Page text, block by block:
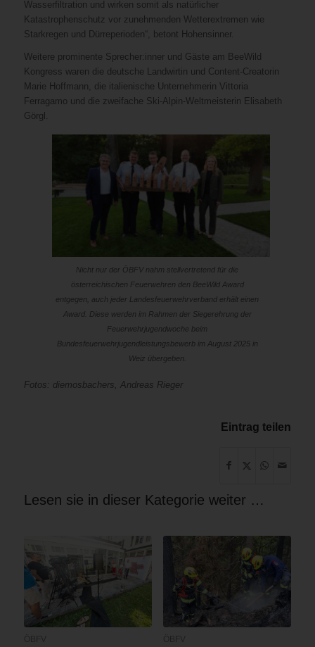
Wasserfiltration und wirken somit als natürlicher
Katastrophenschutz vor zunehmenden Wetterextremen wie
Starkregen und Dürreperioden“, betont Hohensinner.
Weitere prominente Sprecher:inner und Gäste am BeeWild
Kongress waren die deutsche Landwirtin und Content-Creatorin
Marie Hoffmann, die italienische Unternehmerin Vittoria
Ferragamo und die zweifache Ski-Alpin-Weltmeisterin Elisabeth
Görgl.
Nicht nur der ÖBFV nahm stellvertretend für die
österreichischen Feuerwehren den BeeWild Award
entgegen, auch jeder Landesfeuerwehrverband erhält einen
Award. Diese werden im Rahmen der Siegerehrung der
Feuerwehrjugendwoche beim
Bundesfeuerwehrjugendleistungsbewerb im August 2025 in
Weiz übergeben.
Fotos: diemosbachers, Andreas Rieger
Eintrag teilen
Lesen sie in dieser Kategorie weiter …